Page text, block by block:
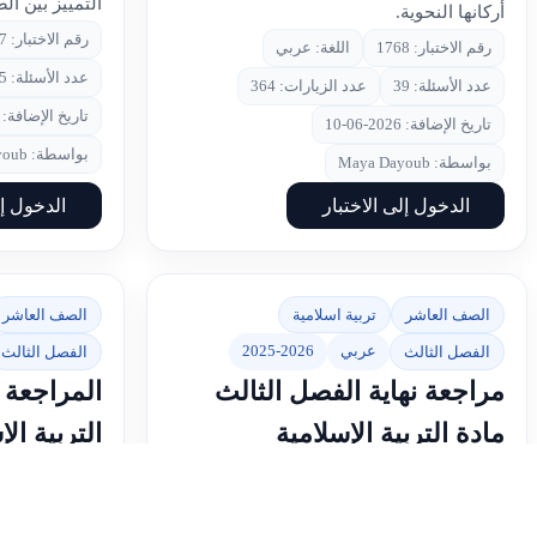
أركانها النحوية.
رقم الاختبار: 1768 اللغة: عربي
عدد الأسئلة: 39 عدد الزيارات: 364
تاريخ الإضافة: 2026-06-10
بواسطة: Maya Dayoub
الدخول إلى الاختبار
رقم الاختبار: 1767
عدد الأسئلة: 35
تاريخ الإضافة: 2026-06-
بواسطة: Maya Dayoub
الدخول
الصف العاشر تربية اسلامية
الفصل الثالث عربي 2025-2026
مراجعة نهاية الفصل الثالث
مادة التربية الإسلامية
الصف العاشر
الفصل الثالث
التربية